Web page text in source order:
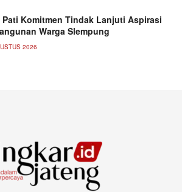
Pati Komitmen Tindak Lanjuti Aspirasi
Warga Slempung
2026